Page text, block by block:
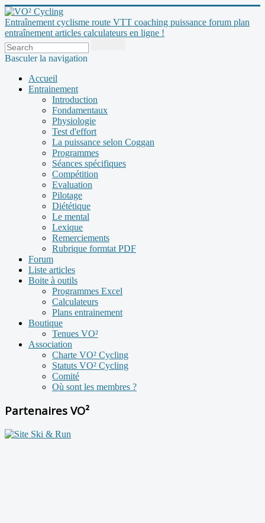
Entraînement cyclisme route VTT coaching puissance forum plan
entraînement articles calculateurs en ligne !
Basculer la navigation
Accueil
Entrainement
Introduction
Fondamentaux
Physiologie
Test d'effort
La puissance selon Coggan
Programmes
Séances spécifiques
Compétition
Evaluation
Pilotage
Diététique
Le mental
Lexique
Remerciements
Rubrique formtat PDF
Forum
Liste articles
Boite à outils
Programmes Excel
Calculateurs
Plans entrainement
Boutique
Tenues VO²
Association
Charte VO² Cycling
Statuts VO² Cycling
Comité
Où sont les membres ?
Partenaires VO²